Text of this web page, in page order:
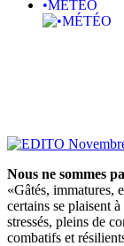
•MÉTÉO
Nous ne sommes
«Gâtés, immatures,
certains se plaisent
stressés, pleins de
combatifs et